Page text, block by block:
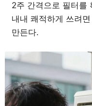
2주 간격으로 필터를
내내 쾌적하게 쓰려
만든다.